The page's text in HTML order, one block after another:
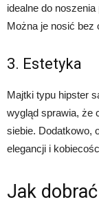
idealne do
Można je nosić bez
3. Estetyka
Majtki typu hipster
wygląd sprawia, że
siebie. Dodatkowo,
elegancji i
Jak